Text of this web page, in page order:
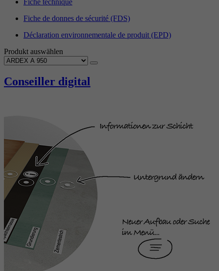
Fiche technique
Fiche de donnes de sécurité (FDS)
Déclaration environnementale de produit (EPD)
Produkt auswählen
Conseiller digital